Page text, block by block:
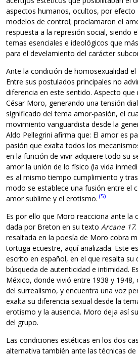
aspectos humanos, ocultos, por efecto
modelos de control; proclamaron el
respuesta a la represión social, siendo
temas esenciales e ideológicos que
para el develamiento del carácter
Ante la condición de homosexualidad
Entre sus postulados principales no
diferencia en este sentido. Aspecto que
César Moro, generando una tensión
significado del tema amor-pasión, el
movimiento vanguardista desde la
Aldo Pellegrini afirma que: El amor es
pasión que exalta todos los
en la función de vivir adquiere todo su
amor la unión de lo físico (la vida
es al mismo tiempo cumplimiento y
modo se establece una fusión entre el
amor sublime y el erotismo. (5)
Es por ello que Moro reacciona ante la
dada por Breton en su texto Arcane 17
resaltada en la poesía de Moro cobra
tortuga ecuestre, aquí analizada. Este
escrito en español, en el que resalta su
búsqueda de autenticidad e intimidad.
México, donde vivió entre 1938 y
del surrealismo, y encuentra una voz
exalta su diferencia sexual desde la
erotismo y la ausencia. Moro deja así
del grupo.
Las condiciones estéticas en los dos
alternativa también ante las técnicas